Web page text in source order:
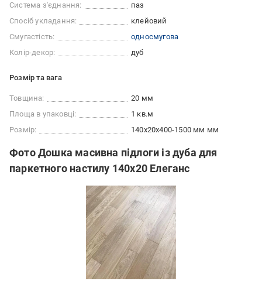
Система з'єднання:
паз
Спосіб укладання:
клейовий
Смугастість:
односмугова
Колір-декор:
дуб
Розмір та вага
Товщина:
20 мм
Площа в упаковці:
1 кв.м
Розмір:
140х20х400-1500 мм мм
Фото Дошка масивна підлоги із дуба для
паркетного настилу 140х20 Елеганс